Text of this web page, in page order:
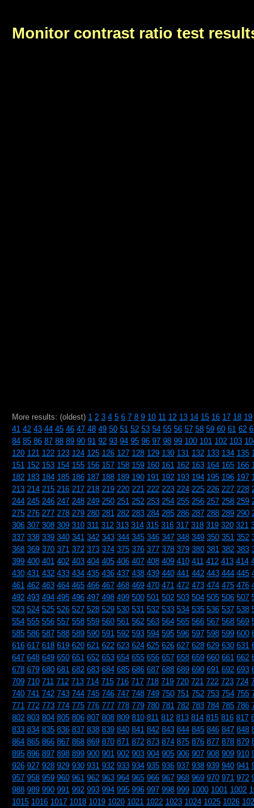
Monitor contrast ratio test
More results: (oldest) 1 2 3 4 5 6 7 8 9 10 11 12 13 14 15 16 17 18 19
41 42 43 44 45 46 47 48 49 50 51 52 53 54 55 56 57 58 59 60 61 62
84 85 86 87 88 89 90 91 92 93 94 95 96 97 98 99 100 101 102 103
120 121 122 123 124 125 126 127 128 129 130 131 132 133 134 135
151 152 153 154 155 156 157 158 159 160 161 162 163 164 165 166
182 183 184 185 186 187 188 189 190 191 192 193 194 195 196 197
213 214 215 216 217 218 219 220 221 222 223 224 225 226 227 228
244 245 246 247 248 249 250 251 252 253 254 255 256 257 258 259
275 276 277 278 279 280 281 282 283 284 285 286 287 288 289 290
306 307 308 309 310 311 312 313 314 315 316 317 318 319 320 321
337 338 339 340 341 342 343 344 345 346 347 348 349 350 351 352
368 369 370 371 372 373 374 375 376 377 378 379 380 381 382 383
399 400 401 402 403 404 405 406 407 408 409 410 411 412 413 414
430 431 432 433 434 435 436 437 438 439 440 441 442 443 444 445
461 462 463 464 465 466 467 468 469 470 471 472 473 474 475 476
492 493 494 495 496 497 498 499 500 501 502 503 504 505 506 507
523 524 525 526 527 528 529 530 531 532 533 534 535 536 537 538
554 555 556 557 558 559 560 561 562 563 564 565 566 567 568 569
585 586 587 588 589 590 591 592 593 594 595 596 597 598 599 600
616 617 618 619 620 621 622 623 624 625 626 627 628 629 630 631
647 648 649 650 651 652 653 654 655 656 657 658 659 660 661 662
678 679 680 681 682 683 684 685 686 687 688 689 690 691 692 693
709 710 711 712 713 714 715 716 717 718 719 720 721 722 723 724
740 741 742 743 744 745 746 747 748 749 750 751 752 753 754 755
771 772 773 774 775 776 777 778 779 780 781 782 783 784 785 786
802 803 804 805 806 807 808 809 810 811 812 813 814 815 816 817
833 834 835 836 837 838 839 840 841 842 843 844 845 846 847 848
864 865 866 867 868 869 870 871 872 873 874 875 876 877 878 879
895 896 897 898 899 900 901 902 903 904 905 906 907 908 909 910
926 927 928 929 930 931 932 933 934 935 936 937 938 939 940 941
957 958 959 960 961 962 963 964 965 966 967 968 969 970 971 972
988 989 990 991 992 993 994 995 996 997 998 999 1000 1001 1002
1015 1016 1017 1018 1019 1020 1021 1022 1023 1024 1025 1026